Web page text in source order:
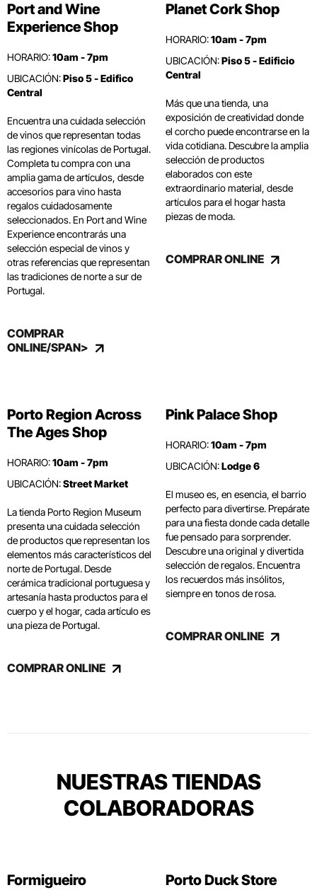
Port and Wine
Experience Shop
HORARIO:10am - 7pm
UBICACIÓN:Piso 5 - Edifico
Central
Encuentra una cuidada selección
de vinos que representan todas
las regiones vinícolas de Portugal.
Completa tu compra con una
amplia gama de artículos, desde
accesorios para vino hasta
regalos cuidadosamente
seleccionados. En Port and Wine
Experience encontrarás una
selección especial de vinos y
otras referencias que representan
las tradiciones de norte a sur de
Portugal.
COMPRAR
ONLINE/SPAN>
Planet Cork Shop
HORARIO:10am - 7pm
UBICACIÓN:Piso 5 - Edificio
Central
Más que una tienda, una
exposición de creatividad donde
el corcho puede encontrarse en la
vida cotidiana. Descubre la amplia
selección de productos
elaborados con este
extraordinario material, desde
artículos para el hogar hasta
piezas de moda.
COMPRAR ONLINE
Porto Region Across
The Ages Shop
HORARIO:10am - 7pm
UBICACIÓN:Street Market
La tienda Porto Region Museum
presenta una cuidada selección
de productos que representan los
elementos más característicos del
norte de Portugal. Desde
cerámica tradicional portuguesa y
artesanía hasta productos para el
cuerpo y el hogar, cada artículo es
una pieza de Portugal.
COMPRAR ONLINE
Pink Palace Shop
HORARIO:10am - 7pm
UBICACIÓN:Lodge 6
El museo es, en esencia, el barrio
perfecto para divertirse. Prepárate
para una fiesta donde cada detalle
fue pensado para sorprender.
Descubre una original y divertida
selección de regalos. Encuentra
los recuerdos más insólitos,
siempre en tonos de rosa.
COMPRAR ONLINE
NUESTRAS TIENDAS
COLABORADORAS
Formigueiro Porto Duck Store